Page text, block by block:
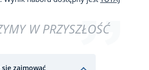
W PRZYSZŁOŚĆ
zajmować